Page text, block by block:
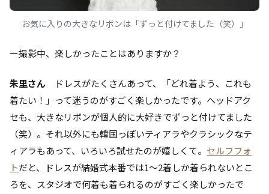
お気に入りの大きなリボンは「ずっと付けてました（笑）」
ー撮影中、楽しかったことはありますか？
朱里さん ドレスがたくさんあって、「どれ着よう、これも
着たい！」って迷うのがすごく楽しかったです。ヘッドアク
セも、大きなリボンが個人的に大好きでずっと付けてました
（笑）。それ以外にも韓国っぽいティアラやクラシックなテ
ィアラもあって、いろいろ試せたのが嬉しくて。 セルフフォ
トだと、ドレスが結婚式本番では1〜2着しか着られないとこ
ろを、スタジオで何着も着られるのがすごく楽しかったで